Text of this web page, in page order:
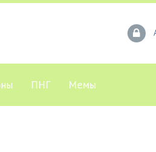
ПНГ Мемы